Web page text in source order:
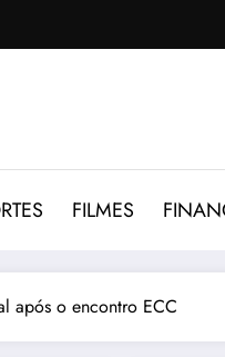
FILMES
após o encontro ECC